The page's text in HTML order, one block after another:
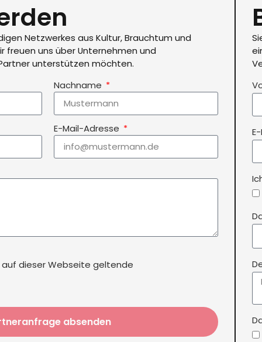
Netzwerkes aus Kultur, Brauchtum und
freuen uns über Unternehmen und
unterstützen möchten.
Nachname
E-Mail-Adresse
dieser Webseite geltende
absenden